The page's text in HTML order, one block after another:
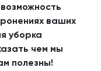
ваших
уборка
чем мы
полезны!